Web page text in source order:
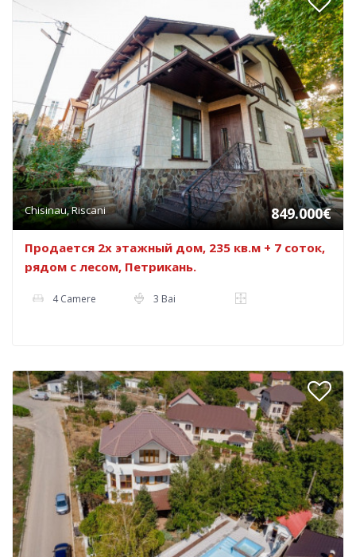
Chisinau, Riscani 849.000€
Продается 2х этажный дом, 235 кв.м + 7 соток,
рядом с лесом, Петрикань.
4 Camere 3 Bai